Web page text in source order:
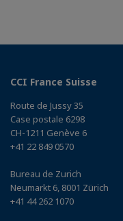
CCI France Suisse
Route de Jussy 35
Case postale 6298
CH-1211 Genève 6
+41 22 849 0570
Bureau de Zurich
Neumarkt 6, 8001 Zürich
+41 44 262 1070